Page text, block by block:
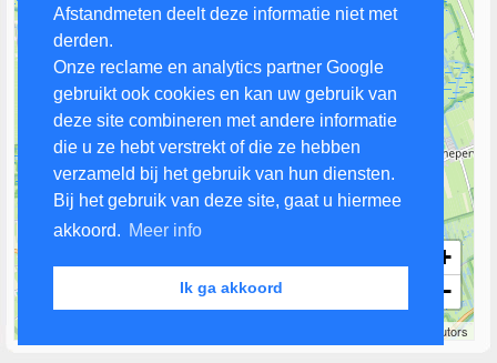
Afstandmeten deelt deze informatie niet met
derden.
Onze reclame en analytics partner Google
gebruikt ook cookies en kan uw gebruik van
deze site combineren met andere informatie
die u ze hebt verstrekt of die ze hebben
verzameld bij het gebruik van hun diensten.
Bij het gebruik van deze site, gaat u hiermee
akkoord. Meer info
Ik ga akkoord
+
−
contributors